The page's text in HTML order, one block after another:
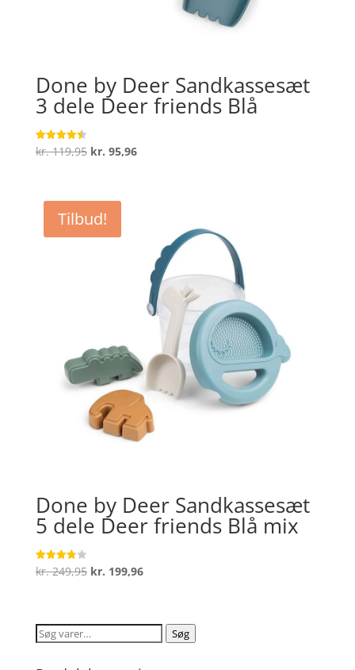
Done by Deer Sandkassesæt
3 dele Deer friends Blå
Vurderet
4.5
kr.119,95 Den
var:
kr. 119,95.
kr. 95,96Den
Tilbud!
Done by Deer Sandkassesæt
5 dele Deer friends Blå mix
Vurderet
3.8
kr.249,95 Den
var:
kr. 249,95.
kr. 199,96Den
er:
kr. 199,96.
Søg
Søg